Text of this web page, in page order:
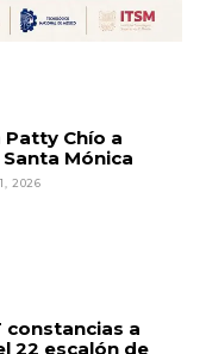
Chío a
Mónica
2026
constancias a
22 escalón de